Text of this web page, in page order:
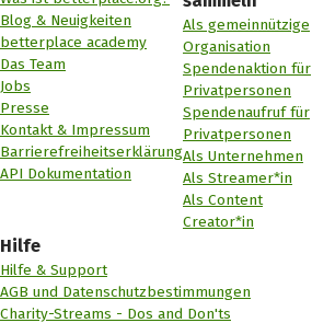
Blog & Neuigkeiten
betterplace academy
Das Team
Jobs
Presse
Kontakt & Impressum
Barrierefreiheitserklärung
API Dokumentation
Als gemeinnützige
Organisation
Spendenaktion für
Privatpersonen
Spendenaufruf für
Privatpersonen
Als Unternehmen
Als Streamer*in
Als Content
Creator*in
Hilfe
Hilfe & Support
AGB und Datenschutzbestimmungen
Charity-Streams - Dos and Don'ts